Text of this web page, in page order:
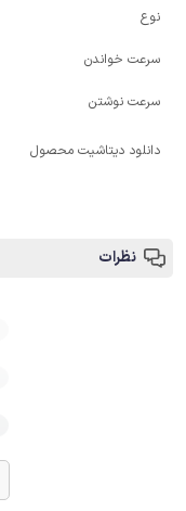
نوع
سرعت خواندن
سرعت نوشتن
دانلود دیتاشیت محصول
نظرات